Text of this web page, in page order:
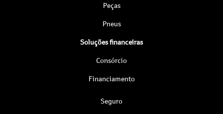
Peças
Pneus
Soluções financeiras
Consórcio
Financiamento
Seguro